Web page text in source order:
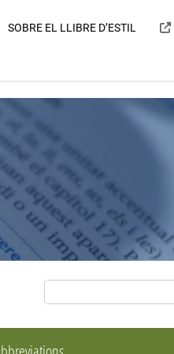
SOBRE EL LLIBRE D’ESTIL